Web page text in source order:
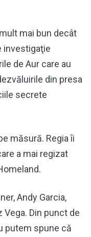
mai bun decât
investigaţie
de Aur care au
din presa
secrete
măsură. Regia îi
a mai regizat
Andy Garcia,
Vega. Din punct de
putem spune că